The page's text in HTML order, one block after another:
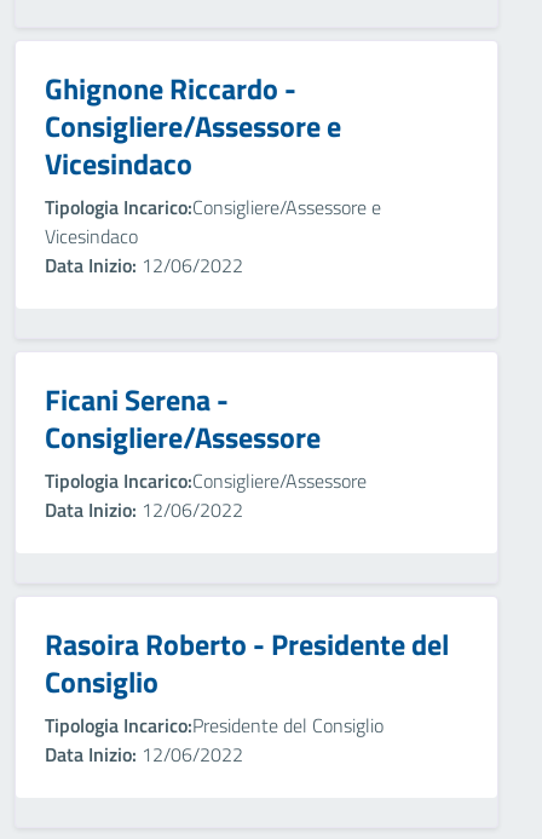
Ghignone Riccardo -
Consigliere/Assessore e
Vicesindaco
Tipologia Incarico:Consigliere/Assessore e
Vicesindaco
Data Inizio: 12/06/2022
Ficani Serena -
Consigliere/Assessore
Tipologia Incarico:Consigliere/Assessore
Data Inizio: 12/06/2022
Rasoira Roberto - Presidente del
Consiglio
Tipologia Incarico:Presidente del Consiglio
Data Inizio: 12/06/2022